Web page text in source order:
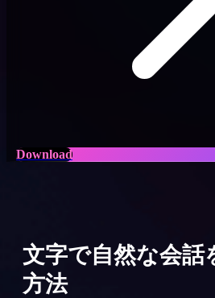
Download
文字で自然な会話
方法